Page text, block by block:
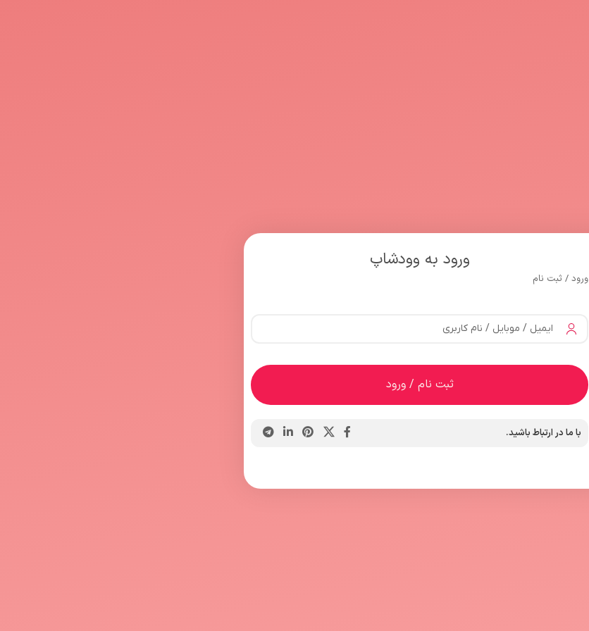
ورود به وودشاپ
ورود / ثبت نام
ایمیل / موبایل / نام کاربری
ثبت نام / ورود
با ما در ارتباط باشید.